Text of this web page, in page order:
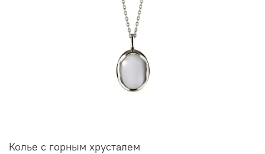
Колье с горным хрусталем